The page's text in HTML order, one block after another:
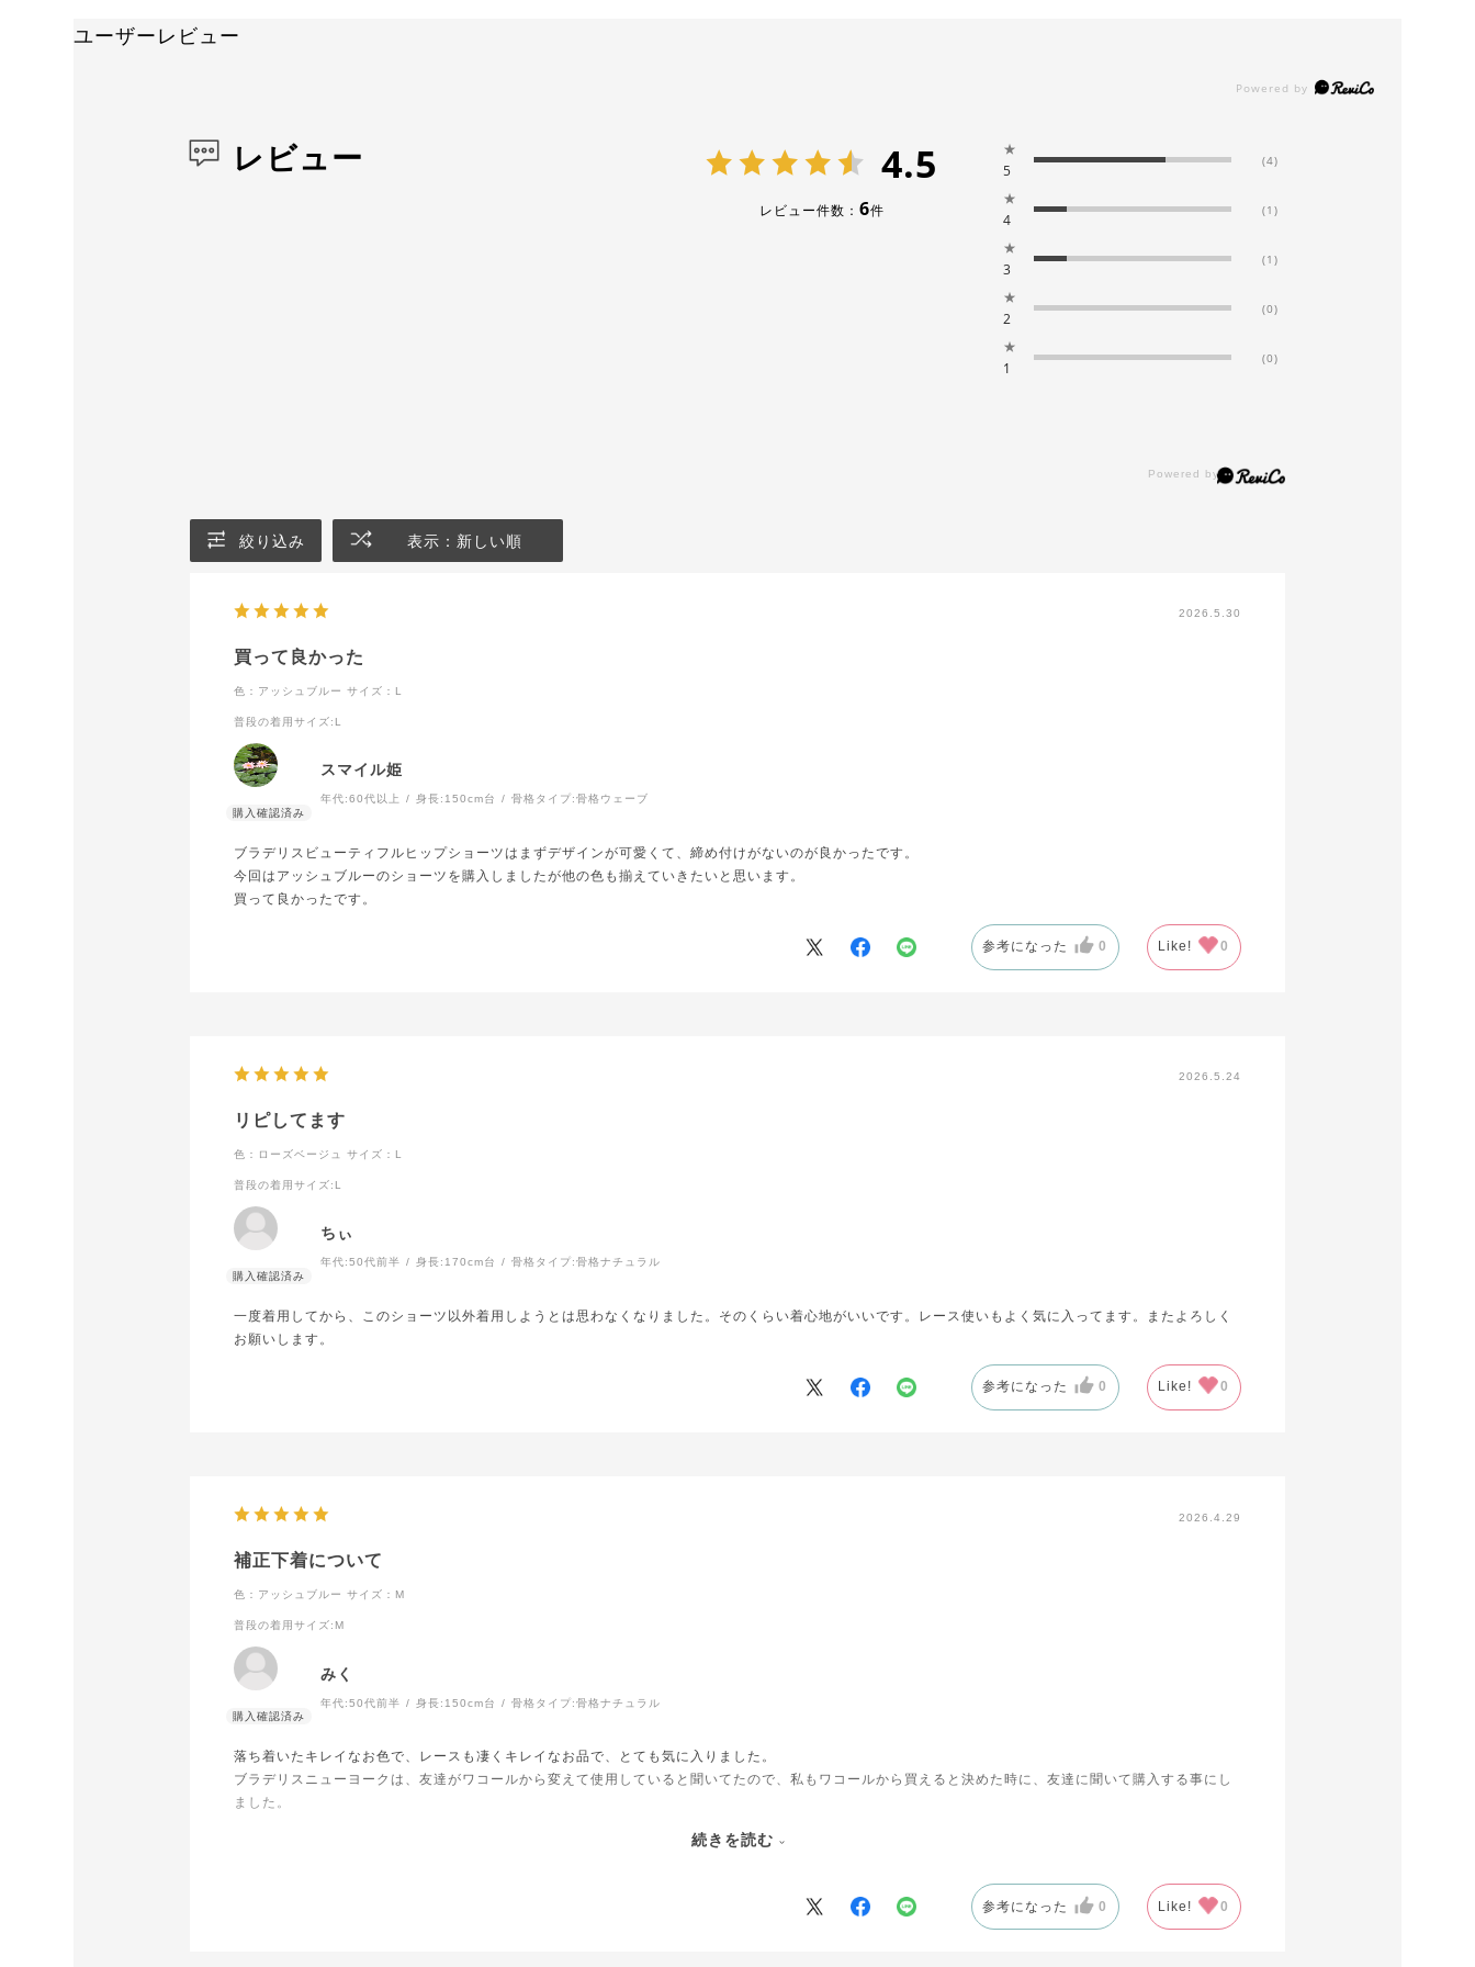
ユーザーレビュー
レビュー 4.5
レビュー件数： 6件
★
5
(4)
★
4
(1)
★
3
(1)
★
2
(0)
★
1
(0)
絞り込み 表示：新しい順
2026.5.30
買って良かった
色：アッシュブルー サイズ：L
普段の着用サイズ:L
スマイル姫
年代:60代以上 身長: 150cm台 骨格タイプ:骨格ウェーブ
ブラデリスビューティフルヒップショーツはまずデザインが可愛くて、締め付けがないのが良かったです。
今回はアッシュブルーのショーツを購入しましたが他の色も揃えていきたいと思います。
買って良かったです。
参考になった 0 Like! 0
2026.5.24
リピしてます
色：ローズベージュ サイズ：L
普段の着用サイズ:L
ちぃ
年代:50代前半 身長: 170cm台 骨格タイプ:骨格ナチュラル
一度着用してから、このショーツ以外着用しようとは思わなくなりました。そのくらい着心地がいいです。レース使いもよく気に入ってます。またよろしく
お願いします。
参考になった 0 Like! 0
2026.4.29
補正下着について
色：アッシュブルー サイズ：M
普段の着用サイズ:M
みく
年代:50代前半 身長: 150cm台 骨格タイプ:骨格ナチュラル
落ち着いたキレイなお色で、レースも凄くキレイなお品で、とても気に入りました。
ブラデリスニューヨークは、友達がワコールから変えて使用していると聞いてたので、私もワコールから買えると決めた時に、友達に聞いて購入する事にし
ました。
貴社の製品は凄くよく、今回上下8セットくらい、いろいろなショップで購入したので、これからはワコールから、ブラデリスニューヨークに変えて使用し
続きを読む
参考になった 0 Like! 0